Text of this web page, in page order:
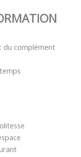
du complément